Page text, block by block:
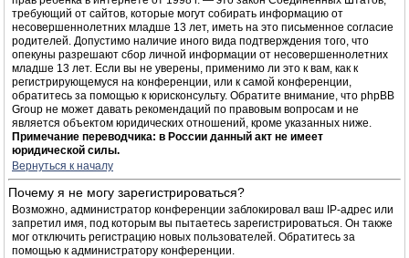
требующий от сайтов, которые могут собирать информацию от
несовершеннолетних младше 13 лет, иметь на это письменное согласие
родителей. Допустимо наличие иного вида подтверждения того, что
опекуны разрешают сбор личной информации от несовершеннолетних
младше 13 лет. Если вы не уверены, применимо ли это к вам, как к
регистрирующемуся на конференции, или к самой конференции,
обратитесь за помощью к юрисконсульту. Обратите внимание, что phpBB
Group не может давать рекомендаций по правовым вопросам и не
является объектом юридических отношений, кроме указанных ниже.
Примечание переводчика: в России данный акт не имеет
юридической силы.
Вернуться к началу
Почему я не могу зарегистрироваться?
Возможно, администратор конференции заблокировал ваш IP-адрес или
запретил имя, под которым вы пытаетесь зарегистрироваться. Он также
мог отключить регистрацию новых пользователей. Обратитесь за
помощью к администратору конференции.